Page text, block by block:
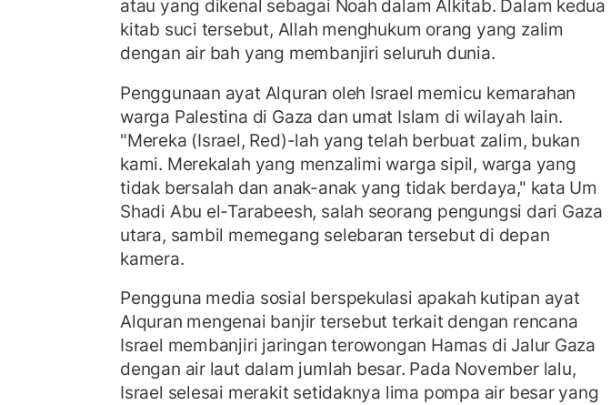
atau yang dikenal sebagai Noah dalam Alkitab. Dalam kedua
kitab suci tersebut, Allah menghukum orang yang zalim
dengan air bah yang membanjiri seluruh dunia.
Penggunaan ayat Alquran oleh Israel memicu kemarahan
warga Palestina di Gaza dan umat Islam di wilayah lain.
"Mereka (Israel, Red)-lah yang telah berbuat zalim, bukan
kami. Merekalah yang menzalimi warga sipil, warga yang
tidak bersalah dan anak-anak yang tidak berdaya," kata Um
Shadi Abu el-Tarabeesh, salah seorang pengungsi dari Gaza
utara, sambil memegang selebaran tersebut di depan
kamera.
Pengguna media sosial berspekulasi apakah kutipan ayat
Alquran mengenai banjir tersebut terkait dengan rencana
Israel membanjiri jaringan terowongan Hamas di Jalur Gaza
dengan air laut dalam jumlah besar. Pada November lalu,
Israel selesai merakit setidaknya lima pompa air besar yang